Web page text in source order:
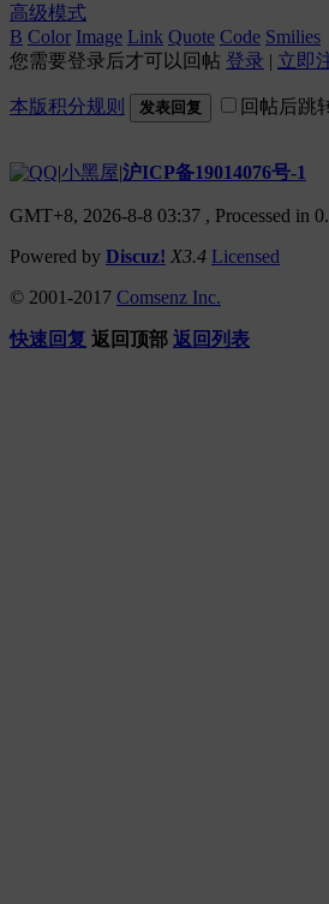
高级模式
B Color Image Link Quote Code Smilies
您需要登录后才可以回帖 登录 | 立即
本版积分规则 发表回复 回帖后跳
|小黑屋|沪ICP备19014076号-1
GMT+8, 2026-8-8 03:37 , Processed in
Powered by Discuz! X3.4 Licensed
© 2001-2017 Comsenz Inc.
快速回复 返回顶部 返回列表